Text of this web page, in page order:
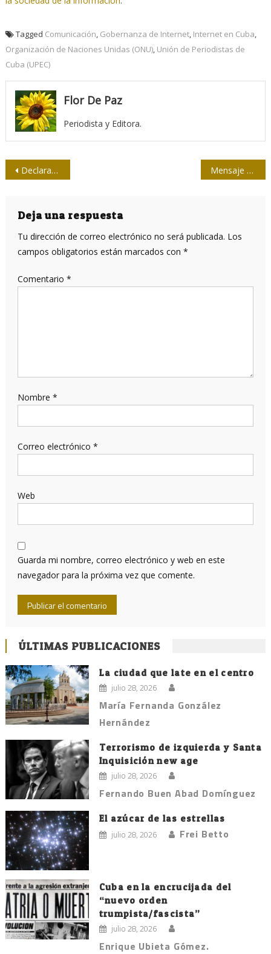
Tagged Comunicación, Gobernanza de Internet, Internet en Cuba,
Organización de Naciones Unidas (ONU), Unión de Periodistas de
Cuba (UPEC)
Flor De Paz
Periodista y Editora.
Navegación
entradas
Declaración de la Federación Latinoamericana de Periodistas: Hasta siempre, Hernán Mensaje de condolencia de la UPEC: Hernán Uribe, amigo entrañable
Deja una respuesta
Tu dirección de correo electrónico no será publicada. Los
campos obligatorios están marcados con *
Comentario *
Nombre *
Correo electrónico *
Web
Guarda mi nombre, correo electrónico y web en este
navegador para la próxima vez que comente.
ÚLTIMAS PUBLICACIONES
La ciudad que late en el centro
julio 28, 2026
María Fernanda González
Hernández
Terrorismo de izquierda y Santa
Inquisición new age
julio 28, 2026
Fernando Buen Abad Domínguez
El azúcar de las estrellas
julio 28, 2026 Frei Betto
Cuba en la encrucijada del
“nuevo orden
trumpista/fascista”
julio 28, 2026
Enrique Ubieta Gómez.